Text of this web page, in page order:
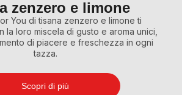
zenzero e limone
You di tisana zenzero e limone ti
la loro miscela di gusto e aroma unici,
di piacere e freschezza in ogni
tazza.
Scopri di più